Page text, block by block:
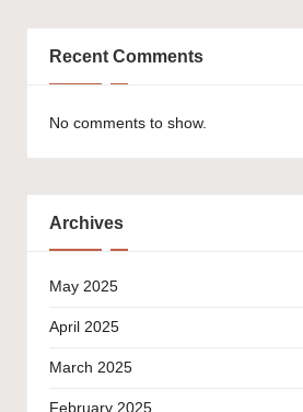
Recent Comments
No comments to show.
Archives
May 2025
April 2025
March 2025
February 2025